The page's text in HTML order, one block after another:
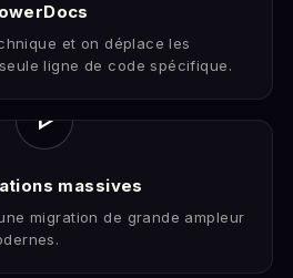
et on déplace les
ligne de code spécifique.
play_arrow
massives
migration de grande ampleur